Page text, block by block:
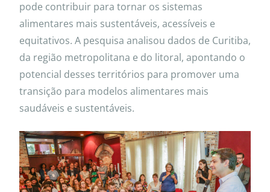
pode contribuir para tornar os sistemas
alimentares mais sustentáveis, acessíveis e
equitativos. A pesquisa analisou dados de Curitiba,
da região metropolitana e do litoral, apontando o
potencial desses territórios para promover uma
transição para modelos alimentares mais
saudáveis e sustentáveis.